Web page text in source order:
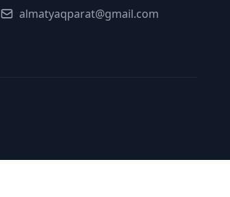
almatyaqparat@gmail.com